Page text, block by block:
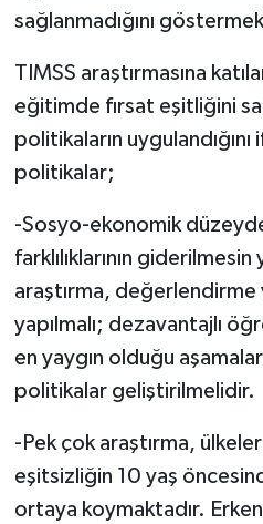
sağlanmadığını
TIMSS araştırmasına
eğitimde fırsat eşitliğini
politikaların
politikalar;
-Sosyo-ekonomik
farklılıklarının
araştırma, değerlendirme
yapılmalı; dezavantajlı
en yaygın olduğu
politikalar geliştirilmelidir.
-Pek çok araştırma,
eşitsizliğin 10 yaş
ortaya koymaktadır.